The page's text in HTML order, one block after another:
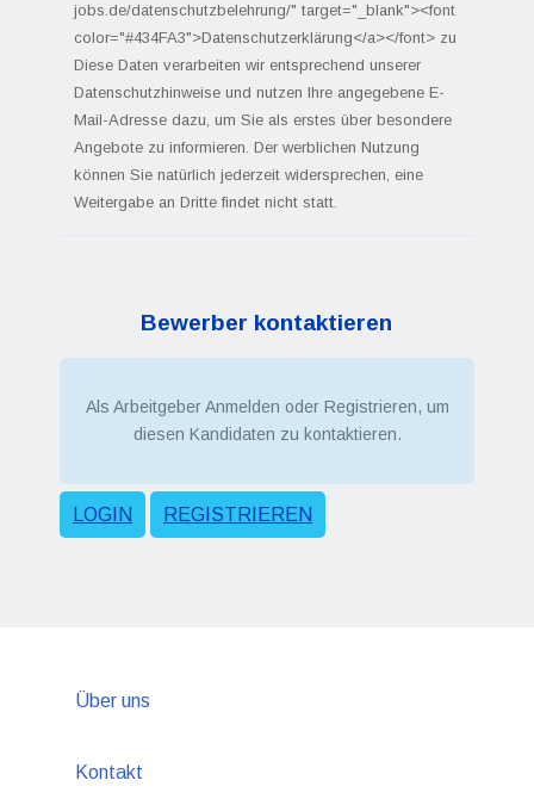
jobs.de/datenschutzbelehrung/" target="_blank"><font
color="#434FA3">Datenschutzerklärung</a></font> zu
Diese Daten verarbeiten wir entsprechend unserer
Datenschutzhinweise und nutzen Ihre angegebene E-
Mail-Adresse dazu, um Sie als erstes über besondere
Angebote zu informieren. Der werblichen Nutzung
können Sie natürlich jederzeit widersprechen, eine
Weitergabe an Dritte findet nicht statt.
Bewerber kontaktieren
Als Arbeitgeber Anmelden oder Registrieren, um
diesen Kandidaten zu kontaktieren.
LOGIN REGISTRIEREN
Über uns
Kontakt